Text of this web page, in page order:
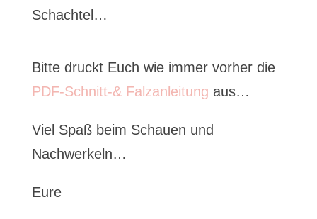
Schachtel…
Bitte druckt Euch wie immer vorher die
PDF-Schnitt-& Falzanleitung aus…
Viel Spaß beim Schauen und
Nachwerkeln…
Eure